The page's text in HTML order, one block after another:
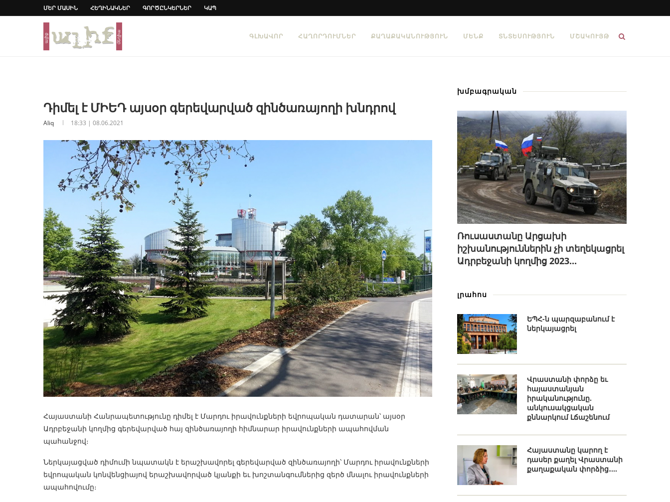
ՄԵՐ ՄԱՍԻՆ ՀԵՂԻՆԱԿՆԵՐ ԳՈՐԾԸՆԿԵՐՆԵՐ ԿԱՊ
ԳԼԽԱՎՈՐ ՀԱՂՈՐԴՈՒՄՆԵՐ ՔԱՂԱՔԱԿԱՆՈՒԹՅՈՒՆ ՄԵՆՔ ՏՆՏԵՍՈՒԹՅՈՒՆ ՄՇԱԿՈՒՅԹ
Դիմել է ՄԻԵԴ այսօր գերեվարված զինծառայողի խնդրով
Aliq 18:33 | 08.06.2021
Հայաստանի Հանրապետությունը դիմել է Մարդու իրավունքների եվրոպական դատարան՝ այսօր
Ադրբեջանի կողմից գերեվարված հայ զինծառայողի հիմնարար իրավունքների ապահովման
պահանջով։
Ներկայացված դիմումի նպատակն է երաշխավորել գերեվարված զինծառայողի՝ Մարդու իրավունքների
եվրոպական կոնվենցիայով երաշխավորված կյանքի եւ խոշտանգումներից զերծ մնալու իրավունքների
ապահովումը։
խմբագրական
Ռուսաստանը Արցախի
իշխանություններին չի տեղեկացրել
Ադրբեջանի կողմից 2023...
լրահոս
ԵՊՀ-ն պարզաբանում է
ներկայացրել
Վրաստանի փորձը եւ
հայաստանյան
իրականությունը.
անկուսակցական
քննարկում Լճաշենում
Հայաստանը կարող է
դասեր քաղել Վրաստանի
քաղաքական փորձից․...